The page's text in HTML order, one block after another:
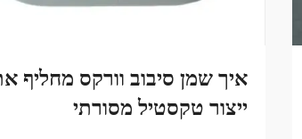
איך שמן סיבוב וורקס מחליף
ייצור טקסטיל מסורתי